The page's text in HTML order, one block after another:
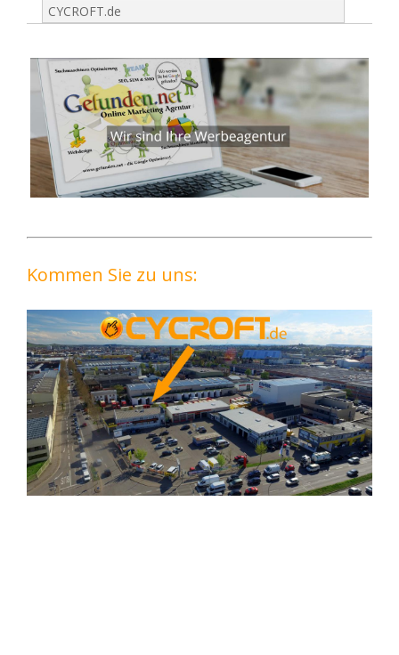
CYCROFT.de
Kommen Sie zu uns: